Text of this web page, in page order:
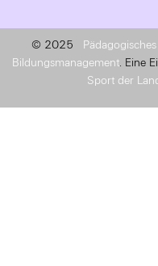
© 2025
Bildungsmanagement. Eine
Sport der